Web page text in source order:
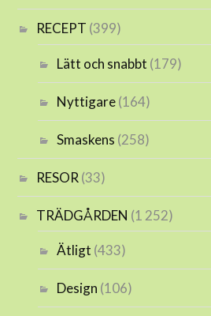
RECEPT (399)
Lätt och snabbt (179)
Nyttigare(164)
Smaskens (258)
RESOR (33)
TRÄDGÅRDEN (1 252)
Ätligt (433)
Design (106)